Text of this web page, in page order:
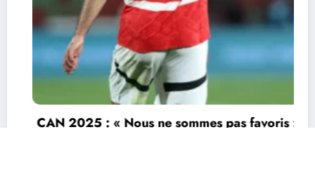
CAN 2025 : « Nous ne sommes pas favoris »